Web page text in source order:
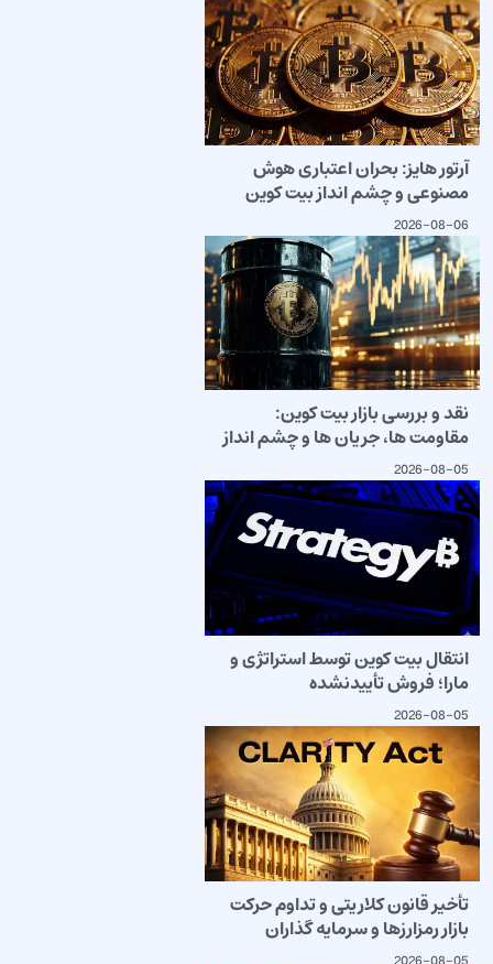
آرتور هایز: بحران اعتباری هوش
مصنوعی و چشم انداز بیت کوین
2026-08-06
نقد و بررسی بازار بیت کوین:
مقاومت ها، جریان ها و چشم انداز
2026-08-05
انتقال بیت کوین توسط استراتژی و
مارا؛ فروش تأییدنشده
2026-08-05
تأخیر قانون کلاریتی و تداوم حرکت
بازار رمزارزها و سرمایه گذاران